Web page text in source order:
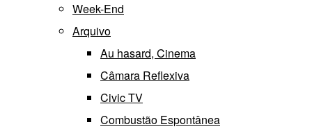
Week-End
Arquivo
Au hasard, Cinema
Câmara Reflexiva
Civic TV
Combustão Espontânea